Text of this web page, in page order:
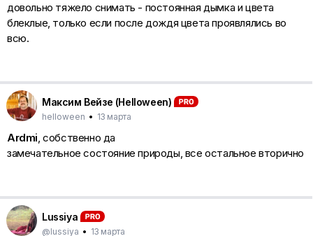
довольно тяжело снимать - постоянная дымка и цвета
блеклые, только если после дождя цвета проявлялись во
всю.
Максим Вейзе (Helloween)
helloween • 13 марта
Ardmi, собственно да
замечательное состояние природы, все остальное вторично
Lussiya
@lussiya • 13 марта